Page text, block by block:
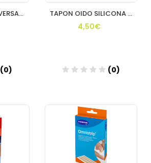
HANSAPLAST UNIVERSAL 20 APOSITO ADHESIVOS 2 TAMA
(0)
TAPON OIDO SILICONA SALVOIS 6U(MAJORISTA)
4,50€
(0)
Añadir